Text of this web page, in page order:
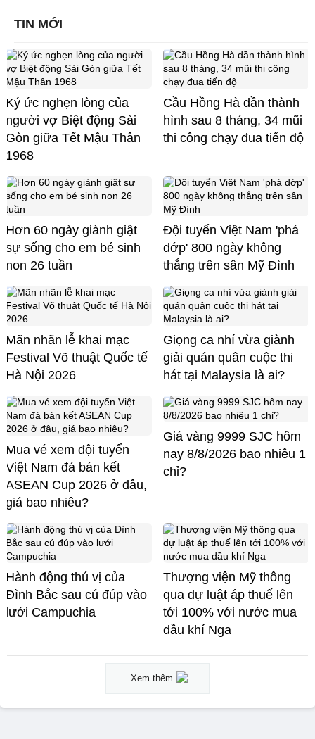
TIN MỚI
Ký ức nghẹn lòng của
người vợ Biệt động Sài
Gòn giữa Tết Mậu Thân
1968
Cầu Hồng Hà dần thành
hình sau 8 tháng, 34 mũi
thi công chạy đua tiến độ
Hơn 60 ngày giành giật
sự sống cho em bé sinh
non 26 tuần
Đội tuyển Việt Nam 'phá
dớp' 800 ngày không
thắng trên sân Mỹ Đình
Mãn nhãn lễ khai mạc
Festival Võ thuật Quốc tế
Hà Nội 2026
Giọng ca nhí vừa giành
giải quán quân cuộc thi
hát tại Malaysia là ai?
Mua vé xem đội tuyển
Việt Nam đá bán kết
ASEAN Cup 2026 ở đâu,
giá bao nhiêu?
Giá vàng 9999 SJC hôm
nay 8/8/2026 bao nhiêu 1
chỉ?
Hành động thú vị của
Đình Bắc sau cú đúp vào
lưới Campuchia
Thượng viện Mỹ thông
qua dự luật áp thuế lên
tới 100% với nước mua
dầu khí Nga
Xem thêm